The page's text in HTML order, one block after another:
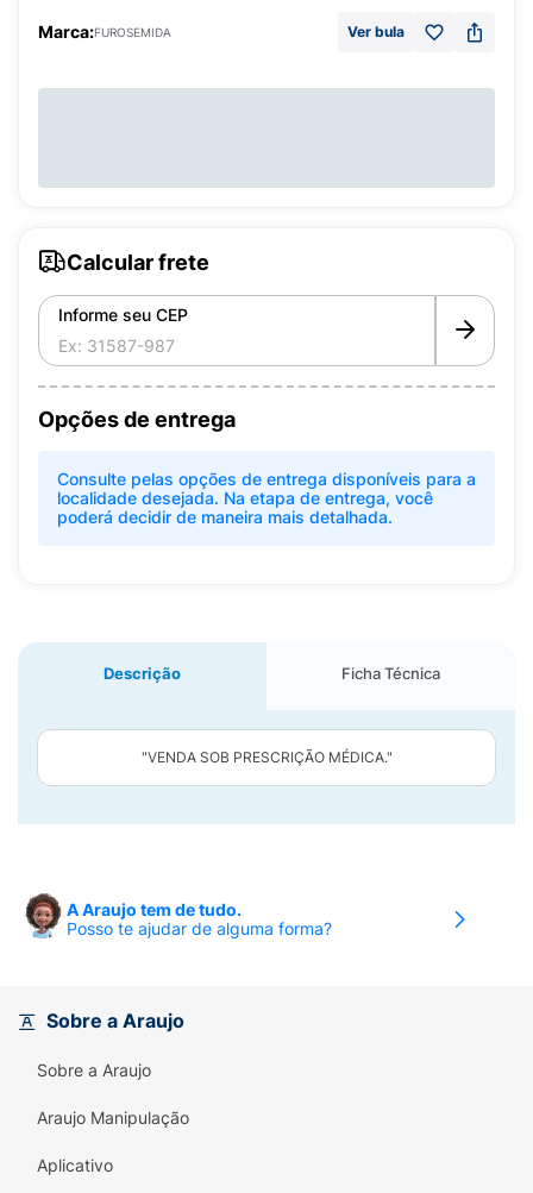
Marca:FUROSEMIDA Ver bula
Calcular frete
Informe seu CEP
Opções de entrega
Consulte pelas opções de entrega disponíveis para a
localidade desejada. Na etapa de entrega, você
poderá decidir de maneira mais detalhada.
Descrição Ficha Técnica
"VENDA SOB PRESCRIÇÃO MÉDICA."
A Araujo tem de tudo.
Posso te ajudar de alguma forma?
Sobre a Araujo
Sobre a Araujo
Araujo Manipulação
Aplicativo